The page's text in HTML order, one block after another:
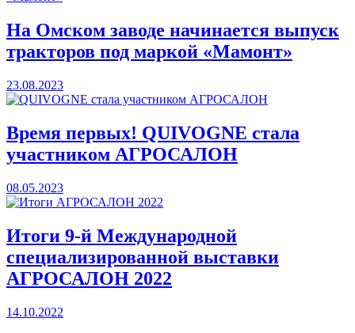
На Омском заводе начинается выпуск
тракторов под маркой «Мамонт»
23.08.2023
Время первых! QUIVOGNE стала
участником АГРОСАЛОН
08.05.2023
Итоги 9-й Международной
специализированной выставки
АГРОСАЛОН 2022
14.10.2022